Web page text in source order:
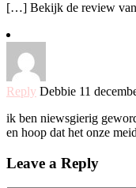
[…] Bekijk de review
Reply Debbie 11
ik ben niewsgierig
en hoop dat het onze
Leave a Reply